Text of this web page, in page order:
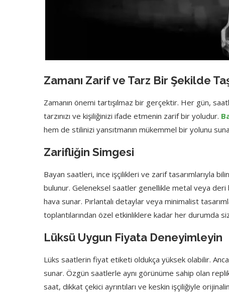
Zamanı Zarif ve Tarz Bir Şekilde
Zamanın önemi tartışılmaz bir gerçektir. Her gün,
tarzınızı ve kişiliğinizi ifade etmenin zarif bir yoludur.
hem de stilinizi yansıtmanın mükemmel bir yolunu
Zarifliğin Simgesi
Bayan saatleri, ince işçilikleri ve zarif tasarımlarıyla
bulunur. Geleneksel saatler genellikle metal veya
hava sunar. Pırlantalı detaylar veya minimalist
toplantılarından özel etkinliklere kadar her durumda
Lüksü Uygun Fiyata Deneyimleyin
Lüks saatlerin fiyat etiketi oldukça yüksek olabilir.
sunar. Özgün saatlerle aynı görünüme sahip olan
saat, dikkat çekici ayrıntıları ve keskin işçiliğiyle